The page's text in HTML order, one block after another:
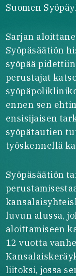
Suomen
Sarjan
Syöpäsäätiön
syöpää
perustajat
ennen sen
ensisijaisen
syöpätautien
työskennellä
Syöpäsäätiön
luvun alussa,
aloittamiseen
12 vuotta
liitoksi, jossa